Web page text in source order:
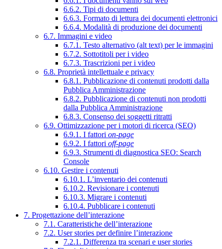
6.6.2. Tipi di documenti
6.6.3. Formato di lettura dei documenti elettronici
6.6.4. Modalità di produzione dei documenti
6.7. Immagini e video
6.7.1. Testo alternativo (alt text) per le immagini
6.7.2. Sottotitoli per i video
6.7.3. Trascrizioni per i video
6.8. Proprietà intellettuale e privacy
6.8.1. Pubblicazione di contenuti prodotti dalla
Pubblica Amministrazione
6.8.2. Pubblicazione di contenuti non prodotti
dalla Pubblica Amministrazione
6.8.3. Consenso dei soggetti ritratti
6.9. Ottimizzazione per i motori di ricerca (SEO)
6.9.1. I fattori on-page
6.9.2. I fattori off-page
6.9.3. Strumenti di diagnostica SEO: Search
Console
6.10. Gestire i contenuti
6.10.1. L’inventario dei contenuti
6.10.2. Revisionare i contenuti
6.10.3. Migrare i contenuti
6.10.4. Pubblicare i contenuti
7. Progettazione dell’interazione
7.1. Caratteristiche dell’interazione
7.2. User stories per definire l’interazione
7.2.1. Differenza tra scenari e user stories